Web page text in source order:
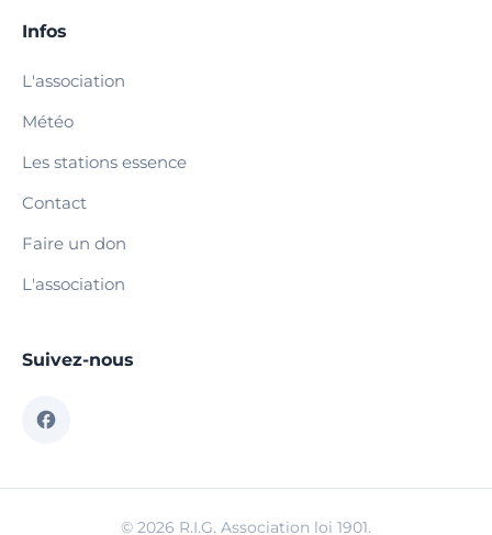
Infos
L'association
Météo
Les stations essence
Contact
Faire un don
L'association
Suivez-nous
© 2026 R.I.G. Association loi 1901.